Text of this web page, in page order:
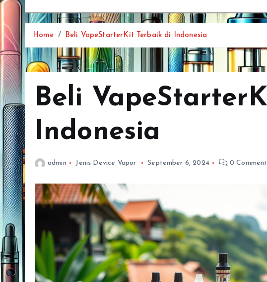
Home Beli VapeStarterKit Terbaik di Indonesia
Beli
Indonesia
admin Jenis Device Vapor September 6, 2024 0